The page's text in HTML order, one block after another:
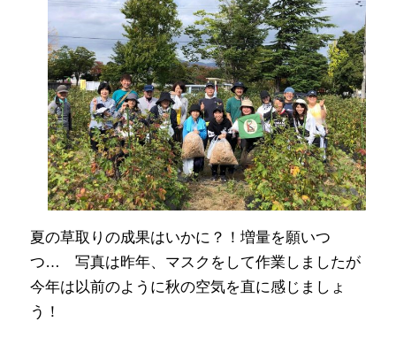
夏の草取りの成果はいかに？！増量を願いつ
つ… 写真は昨年、マスクをして作業しましたが
今年は以前のように秋の空気を直に感じましょ
う！